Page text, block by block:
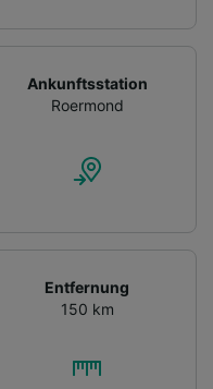
Ankunftsstation
Roermond
Entfernung
150 km